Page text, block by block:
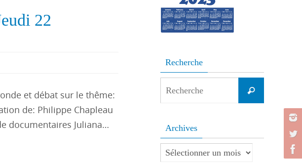
22
et débat sur le thême:
de: Philippe Chapleau
documentaires Juliana…
Recherche
Recherche
Archives
Archives